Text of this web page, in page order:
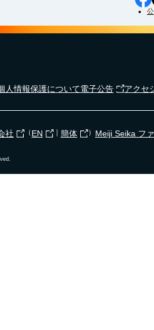
人情報保護について電子公告 アクセ
社 （ EN ｜ 簡体 ） Meiji Seika フ